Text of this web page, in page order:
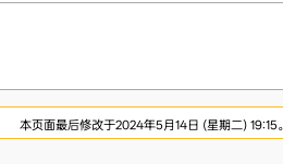
本页面最后修改于2024年5月14日 (星期二) 19:15。